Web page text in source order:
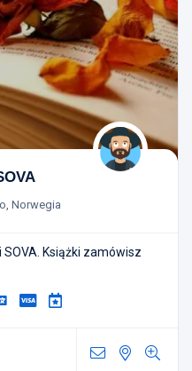
Norwegia
Książki zamówisz